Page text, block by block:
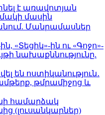
է առավոտյան
մասին
Մանրամասներ
«Տեցիկ»-ին ու «Գոջո»-
նախաքննությունը.
են ոստիկանություն․
թմրամիջոց և
համարձակ
(լուսանկարներ)